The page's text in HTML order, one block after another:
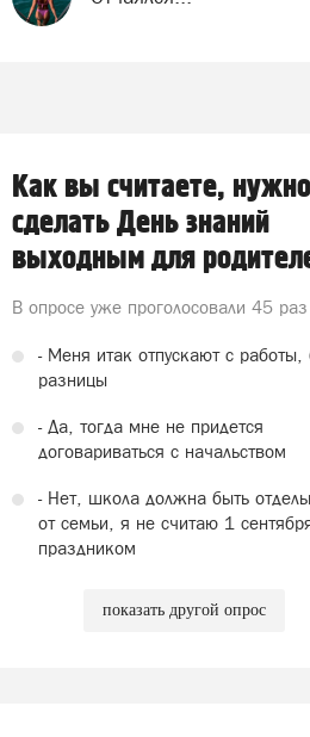
Как вы считаете,
сделать День знаний
выходным для
В опросе уже проголосовали 45 раз
- Меня итак отпускают с работы,
разницы
- Да, тогда мне не придется
договариваться с начальством
- Нет, школа должна быть
от семьи, я не считаю 1
праздником
показать другой опрос